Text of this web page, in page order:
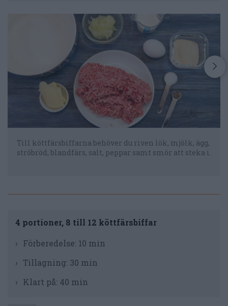
Till köttfärsbiffarna behöver du riven lök, mjölk, ägg,
ströbröd, blandfärs, salt, peppar samt smör att steka i.
4 portioner, 8 till 12 köttfärsbiffar
Förberedelse: 10 min
Tillagning: 30 min
Klart på: 40 min